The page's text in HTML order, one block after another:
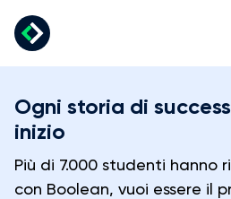
Ogni storia di
inizio
Più di 7.000 studenti hanno
con Boolean, vuoi essere il